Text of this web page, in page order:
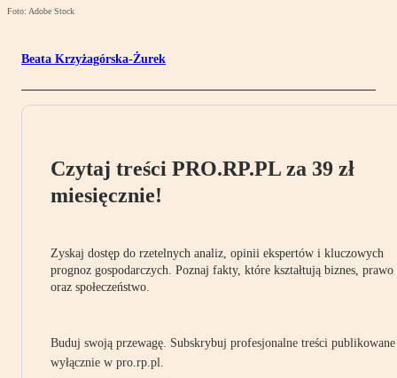
Foto: Adobe Stock
Beata Krzyżagórska-Żurek
Czytaj treści PRO.RP.PL za 39 zł
miesięcznie!
Zyskaj dostęp do rzetelnych analiz, opinii ekspertów i kluczowych
prognoz gospodarczych. Poznaj fakty, które kształtują biznes, prawo
oraz społeczeństwo.
Buduj swoją przewagę. Subskrybuj profesjonalne treści publikowane
wyłącznie w pro.rp.pl.